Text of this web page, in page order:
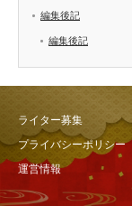
編集後記
編集後記
ライター募集
プライバシーポリシー
運営情報